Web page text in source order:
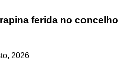
ferida no concelho
2026